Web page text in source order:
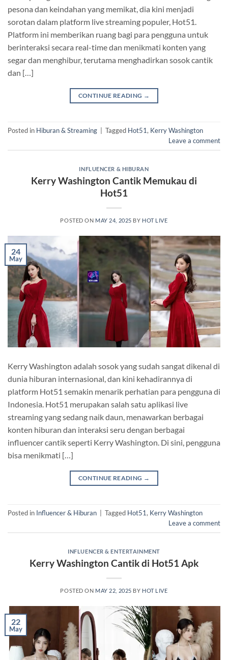
pesona dan keindahan yang memikat, dia kini menjadi
sorotan dalam platform live streaming populer, Hot51.
Platform ini memberikan ruang bagi para pengguna untuk
berinteraksi secara real-time dan menikmati konten yang
segar dan menghibur, terutama menghadirkan sosok cantik
dan […]
CONTINUE READING →
Posted in Hiburan & Streaming Tagged Hot51, Kerry Washington
Leave a comment
INFLUENCER & HIBURAN
Kerry Washington Cantik Memukau di
Hot51
POSTED ON MAY 24, 2025 BY HOT LIVE
24
May
Kerry Washington adalah sosok yang sudah sangat dikenal di
dunia hiburan internasional, dan kini kehadirannya di
platform Hot51 semakin menarik perhatian para pengguna di
Indonesia. Hot51 merupakan salah satu aplikasi live
streaming yang sedang naik daun, menawarkan berbagai
konten hiburan dan interaksi seru dengan berbagai
influencer cantik seperti Kerry Washington. Di sini, pengguna
bisa menikmati […]
CONTINUE READING →
Posted in Influencer & Hiburan Tagged Hot51, Kerry Washington
Leave a comment
INFLUENCER & ENTERTAINMENT
Kerry Washington Cantik di Hot51 Apk
POSTED ON MAY 22, 2025 BY HOT LIVE
22
May